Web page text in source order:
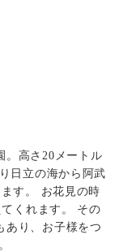
。高さ20メートル
日立の海から阿武
す。 お花見の時
くれます。 その
あり、お子様をつ